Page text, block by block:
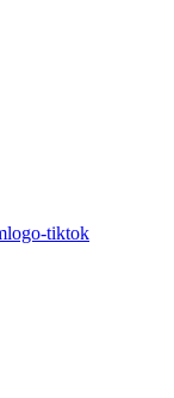
logo-tiktok